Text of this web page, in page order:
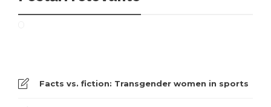
Facts vs. fiction: Transgender women in sports